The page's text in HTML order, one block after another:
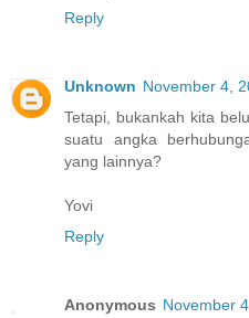
Reply
Unknown November 4,
Tetapi, bukankah kita
suatu angka
yang lainnya?
Yovi
Reply
Anonymous November